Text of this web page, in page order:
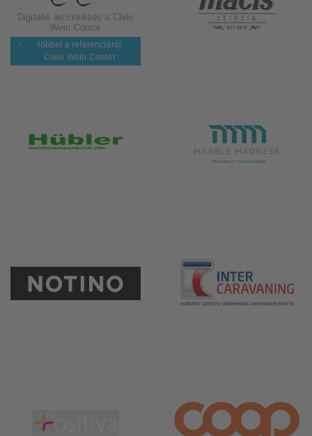
Digitális árcímkézés a Chile
Wein Contor
többet a referenciáról
Chile Wein Contor